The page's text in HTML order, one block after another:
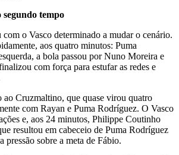
tempo
o Vasco determinado a mudar o cenário.
aos quatro minutos: Puma
a bola passou por Nuno Moreira e
com força para estufar as redes e
Cruzmaltino, que quase virou quatro
com Rayan e Puma Rodríguez. O Vasco
e, aos 24 minutos, Philippe Coutinho
resultou em cabeceio de Puma Rodríguez
pressão sobre a meta de Fábio.